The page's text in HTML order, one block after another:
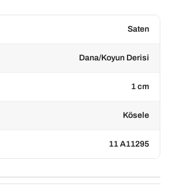
Saten
Dana/Koyun Derisi
1 cm
Kösele
11 A11295